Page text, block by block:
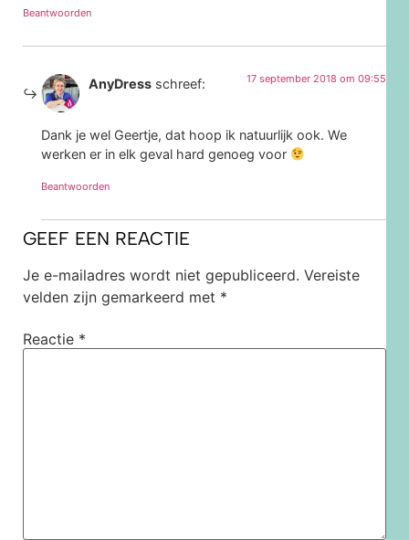
Beantwoorden
AnyDress schreef: 17 september 2018 om 09:55
Dank je wel Geertje, dat hoop ik natuurlijk ook. We
werken er in elk geval hard genoeg voor
Beantwoorden
GEEF EEN REACTIE
Je e-mailadres wordt niet gepubliceerd. Vereiste
velden zijn gemarkeerd met *
Reactie *